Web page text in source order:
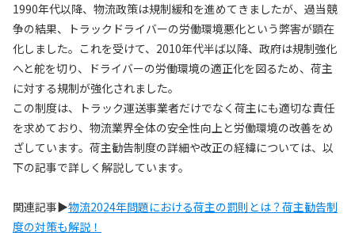
1990年代以降、物流政策は規制緩和を進めてきましたが、過当競
争の結果、トラックドライバーの労働環境悪化という弊害が顕在
化しました。これを受けて、2010年代半ば以降、政府は規制強化
へと舵を切り、ドライバーの労働環境の適正化を図るため、荷主
に対する規制が強化されました。
この制度は、トラック運送事業者だけでなく荷主にも適切な責任
を求めており、物流業界全体の安全性向上と労働環境の改善をめ
ざしています。荷主勧告制度の詳細や改正の経緯については、以
下の記事で詳しく解説しています。
関連記事▶物流2024年問題における荷主の罰則とは？荷主勧告制
度の対策も解説！